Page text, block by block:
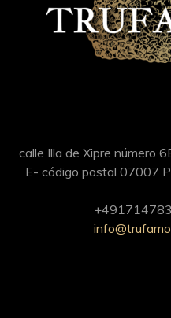
calle Illa de Xipre número
E- código postal 07007